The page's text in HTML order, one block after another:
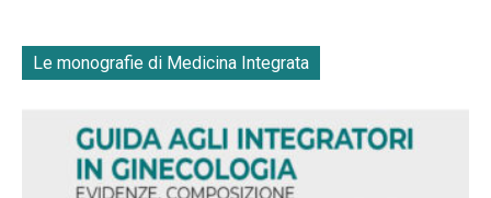
Le monografie di Medicina Integrata